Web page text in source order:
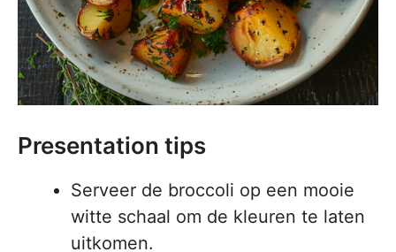
Presentation tips
Serveer de broccoli op een mooie
witte schaal om de kleuren te laten
uitkomen.